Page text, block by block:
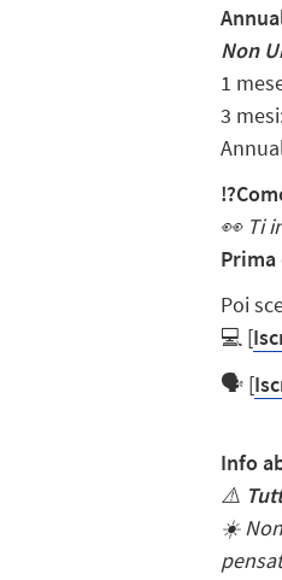
Non
1
3
⁉️
👀Ti
Poi
💻 [
🗣️ [
Info
⚠️
☀️